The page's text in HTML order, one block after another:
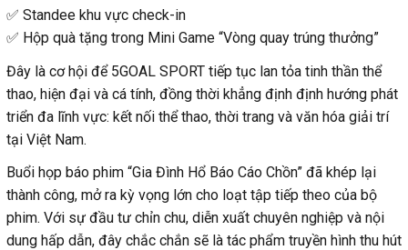
✅ Standee khu vực check-in
✅ Hộp quà tặng trong Mini Game “Vòng quay trúng thưởng”
Đây là cơ hội để 5GOAL SPORT tiếp tục lan tỏa tinh thần thể
thao, hiện đại và cá tính, đồng thời khẳng định định hướng phát
triển đa lĩnh vực: kết nối thể thao, thời trang và văn hóa giải trí
tại Việt Nam.
Buổi họp báo phim “Gia Đình Hổ Báo Cáo Chồn” đã khép lại
thành công, mở ra kỳ vọng lớn cho loạt tập tiếp theo của bộ
phim. Với sự đầu tư chỉn chu, diễn xuất chuyên nghiệp và nội
dung hấp dẫn, đây chắc chắn sẽ là tác phẩm truyền hình thu hút